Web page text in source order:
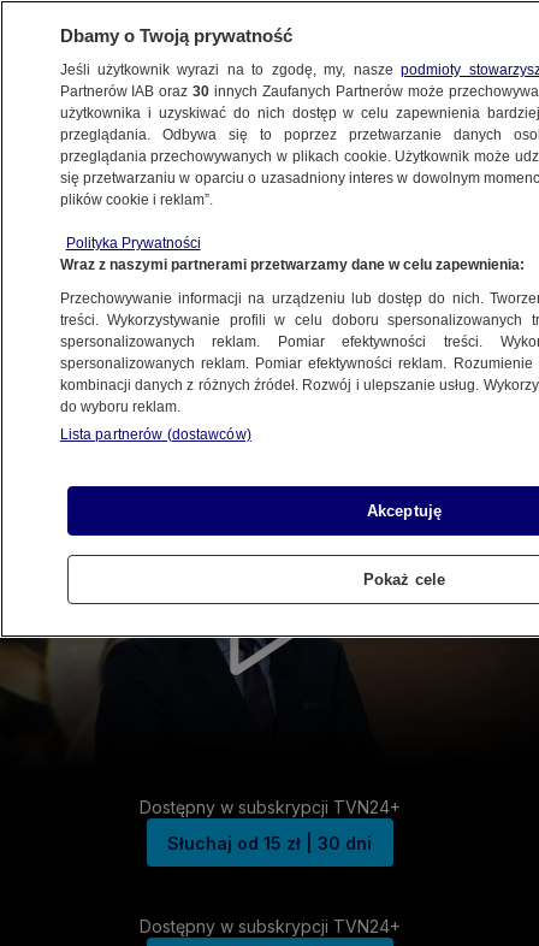
Dostępny w subskrypcji TVN24+
Słuchaj od 15 zł | 30 dni
Dostępny w subskrypcji TVN24+
Dbamy o Twoją prywatność
Jeśli użytkownik wyrazi na to zgodę, my, naszepodmioty
Partnerów IAB oraz30 innych Zaufanych Partnerów może
użytkownika i uzyskiwać do nich dostęp w celu zapewnienia
przeglądania. Odbywa się to poprzez przetwarzanie danych
przeglądania przechowywanych w plikach cookie. Użytkownik może
się przetwarzaniu w oparciu o uzasadniony interes w dowolnym
plików cookie i reklam”.
Polityka Prywatności
Wraz z naszymi partnerami przetwarzamy dane w celu zapewnienia:
Przechowywanie informacji na urządzeniu lub dostęp do nich.
treści. Wykorzystywanie profili w celu doboru spersonalizowanych
spersonalizowanych reklam. Pomiar efektywności treści.
spersonalizowanych reklam. Pomiar efektywności reklam.
kombinacji danych z różnych źródeł. Rozwój i ulepszanie usług.
do wyboru reklam.
Lista partnerów (dostawców)
Akceptuję
Pokaż cele